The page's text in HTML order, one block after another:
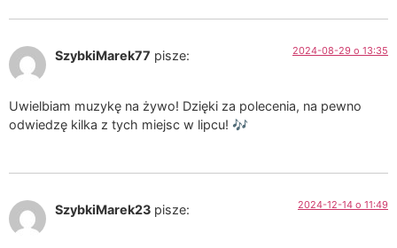
SzybkiMarek77 pisze: 2024-08-29 o 13:35
Uwielbiam muzykę na żywo! Dzięki za polecenia, na pewno
odwiedzę kilka z tych miejsc w lipcu! 🎶
SzybkiMarek23 pisze: 2024-12-14 o 11:49